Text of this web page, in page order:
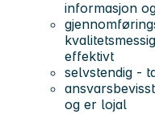
informasjon
effektivt
selvstendig -
og er lojal